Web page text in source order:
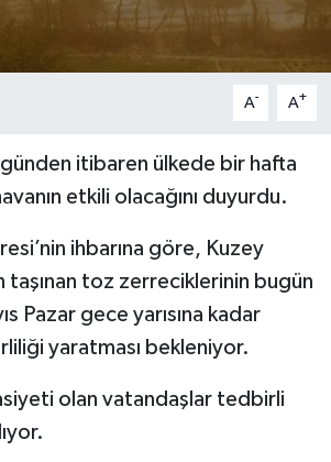
A- A+
itibaren ülkede bir hafta
etkili olacağını duyurdu.
ihbarına göre, Kuzey
taşınan toz zerreciklerinin bugün
Pazar gece yarısına kadar
yaratması bekleniyor.
olan vatandaşlar tedbirli